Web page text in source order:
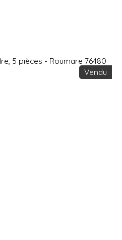
Nos Services
Vendu